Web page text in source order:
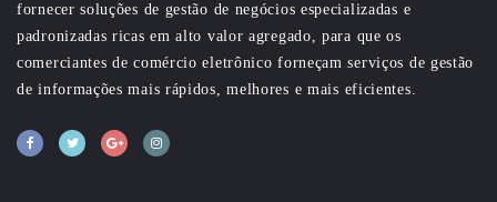
fornecer soluções de gestão de negócios especializadas e
padronizadas ricas em alto valor agregado, para que os
comerciantes de comércio eletrônico forneçam serviços de gestão
de informações mais rápidos, melhores e mais eficientes.